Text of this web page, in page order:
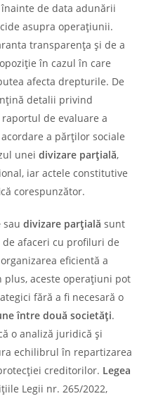
de data adunării
asupra operațiunii.
transparența și de a
în cazul în care
afecta drepturile. De
detalii privind
de evaluare a
a părților sociale
unei divizare parțială,
iar actele constitutive
corespunzător.
sau divizare parțială sunt
afaceri cu profiluri de
eficientă a
aceste operațiuni pot
fără a fi necesară o
între două societăți.
o analiză juridică și
echilibrul în repartizarea
creditorilor. Legea
Legii nr. 265/2022,